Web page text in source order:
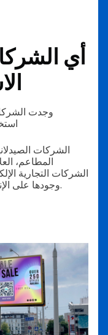
أي
وجدت
الشركات
المطاعم،
الشركات التجارية
وجودها على الإنترنت والوصول إلى المزيد من العملاء.